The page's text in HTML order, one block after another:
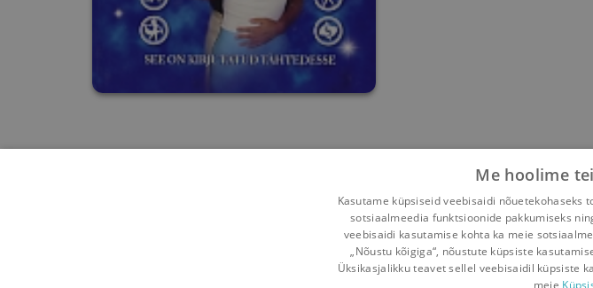
Me hoolime
Kasutame küpsiseid veebisaidi
sotsiaalmeedia funktsioonide pakkumiseks
veebisaidi kasutamise kohta ka meie
„Nõustu kõigiga“, nõustute küpsiste
Üksikasjalikku teavet sellel veebisaidil küpsiste
meie